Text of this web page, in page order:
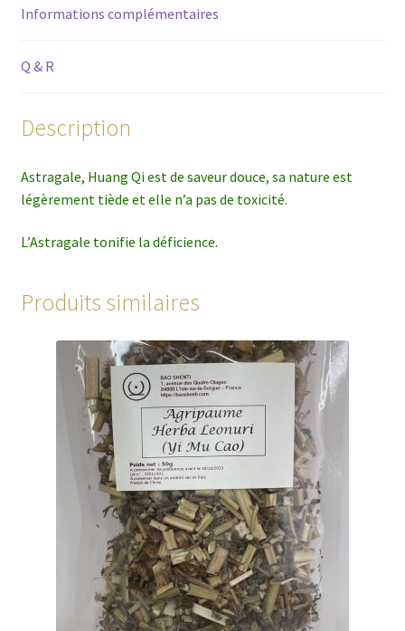
Informations complémentaires
Q & R
Description
Astragale, Huang Qi est de saveur douce, sa nature est
légèrement tiède et elle n’a pas de toxicité.
L’Astragale tonifie la déficience.
Produits similaires